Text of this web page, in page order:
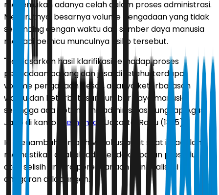
menemukan adanya celah dalam proses administrasi.
Menurutnya, besarnya volume pengadaan yang tidak
sebanding dengan waktu dan sumber daya manusia
menjadi pemicu munculnya risiko tersebut.
"Berdasarkan hasil klarifikasi terhadap proses
pengadaan barang dan jasa, diketahui terdapat
volume pengadaan besar, adanya keterbatasan
waktu dan keterbatasan sumber daya manusia,
sehingga ada potensi maladministrasi," ungkap Agus
Jabo di kantor
Kemensos
, Jakarta, Rabu (13/5).
Ia menambahkan bahwa fokus audit saat ini adalah
memastikan apakah ada ketidaktepatan prosedur
atau selisih antara perencanaan dan realisasi
anggaran di lapangan.